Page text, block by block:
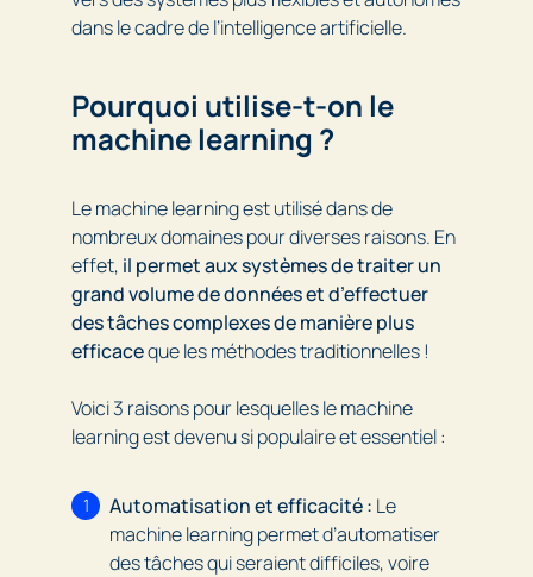
dans le cadre de l’intelligence artificielle.
Pourquoi utilise-t-on le
machine learning ?
Le machine learning est utilisé dans de
nombreux domaines pour diverses raisons. En
effet, il permet aux systèmes de traiter un
grand volume de données et d’effectuer
des tâches complexes de manière plus
efficaceque les méthodes traditionnelles !
Voici 3 raisons pour lesquelles le machine
learning est devenu si populaire et essentiel :
Automatisation et efficacité : Le
machine learning permet d’automatiser
des tâches qui seraient difficiles, voire